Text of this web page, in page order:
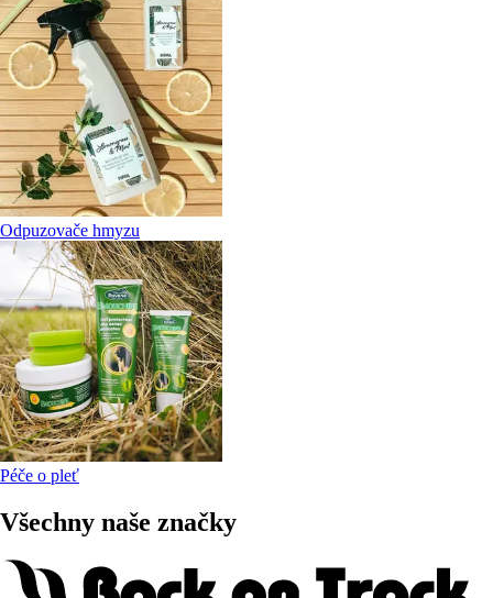
Odpuzovače hmyzu
Péče o pleť
Všechny naše značky